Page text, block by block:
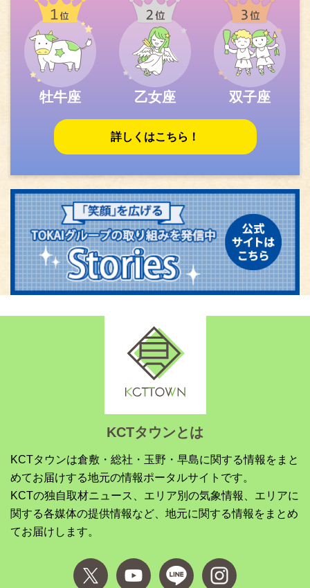
牡牛座 乙女座 双子座
詳しくはこちら！
KCTタウンとは
KCTタウンは倉敷・総社・玉野・早島に関する情報をまと
めてお届けする地元の情報ポータルサイトです。
KCTの独自取材ニュース、エリア別の気象情報、エリアに
関する各媒体の提供情報など、地元に関する情報をまとめ
てお届けします。